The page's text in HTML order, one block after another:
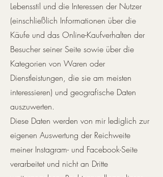
Lebensstil und die Interessen der Nutzer
(einschließlich Informationen über die
Käufe und das Online-Kaufverhalten der
Besucher seiner Seite sowie über die
Kategorien von Waren oder
Dienstleistungen, die sie am meisten
interessieren) und geografische Daten
auszuwerten.
Diese Daten werden von mir lediglich zur
eigenen Auswertung der Reichweite
meiner Instagram- und Facebook-Seite
verarbeitet und nicht an Dritte